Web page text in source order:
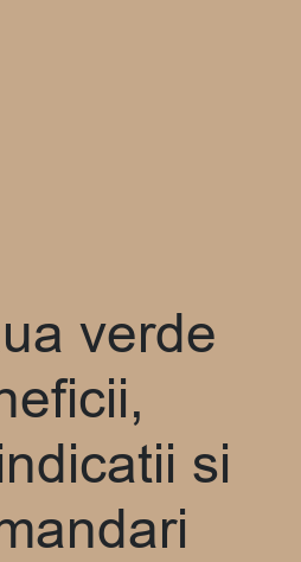
verde
si